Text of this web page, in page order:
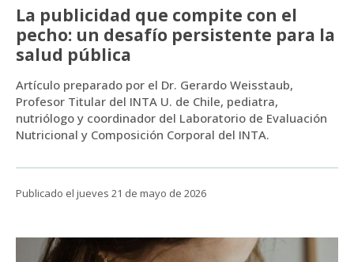
INVESTIGACIÓN
EXTENSIÓN Y COMUNICACIONES
ENGLISH
Funcionarias/os
La publicidad que compite con el
pecho: un desafío persistente para la
salud pública
Artículo preparado por el Dr. Gerardo Weisstaub,
Profesor Titular del INTA U. de Chile, pediatra,
nutriólogo y coordinador del Laboratorio de Evaluación
Nutricional y Composición Corporal del INTA.
Publicado el jueves 21 de mayo de 2026